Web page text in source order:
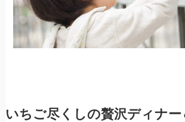
いちご尽くしの贅沢ディナー